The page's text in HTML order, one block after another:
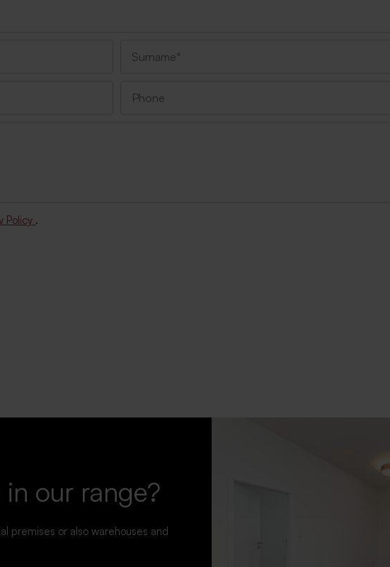
Policy .
our range?
premises or also warehouses and